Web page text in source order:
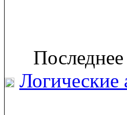
Логические